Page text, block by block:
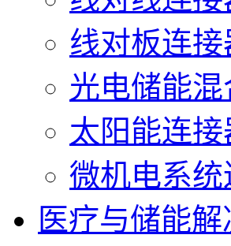
线对板连接
光电储能
太阳能连接
微机电系统
医疗与储能